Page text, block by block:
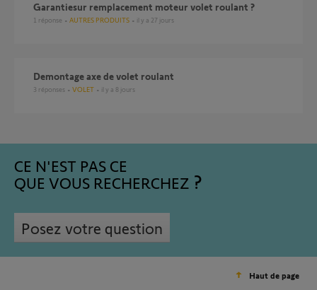
Garantiesur remplacement moteur volet roulant ?
1 réponse AUTRES PRODUITS il y a 27 jours
Demontage axe de volet roulant
3 réponses VOLET il y a 8 jours
CE N'EST PAS CE
QUE VOUS RECHERCHEZ
Posez votre question
Haut de page